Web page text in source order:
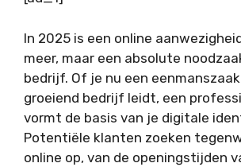
In 2025 is een online
meer, maar een absolute
bedrijf. Of je nu een
groeiend bedrijf leidt, een
vormt de basis van je digitale
Potentiële klanten zoeken
online op, van de openingstijden